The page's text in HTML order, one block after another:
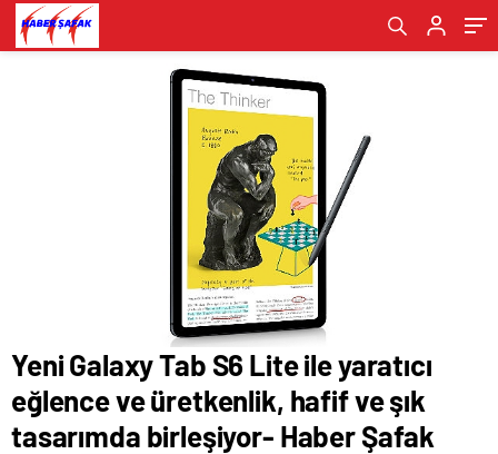
birleşiyor- Haber Şafak
Yeni Galaxy Tab S6 Lite ile yaratıcı
eğlence ve üretkenlik, hafif ve şık
tasarımda birleşiyor- Haber Şafak
Haber Şafak